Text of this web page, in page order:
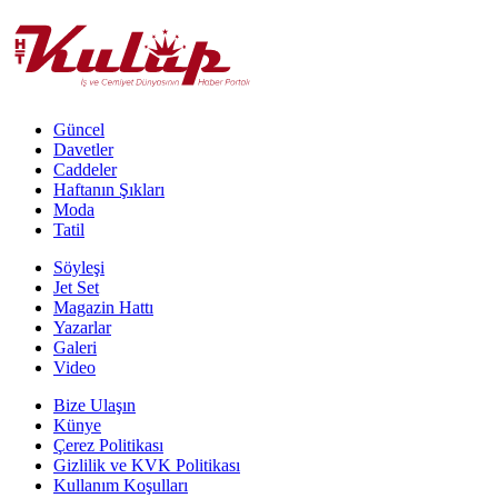
Güncel
Davetler
Caddeler
Haftanın Şıkları
Moda
Tatil
Söyleşi
Jet Set
Magazin Hattı
Yazarlar
Galeri
Video
Bize Ulaşın
Künye
Çerez Politikası
Gizlilik ve KVK Politikası
Kullanım Koşulları